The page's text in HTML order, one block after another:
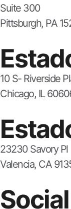
Suite 300
Pittsburgh, PA
10 S- Riverside
Chicago, IL
23230 Savory Pl
Valencia, CA